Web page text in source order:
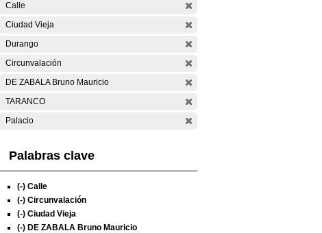
Calle
Ciudad Vieja
Durango
Circunvalación
DE ZABALA Bruno Mauricio
TARANCO
Palacio
Palabras clave
(-) Calle
(-) Circunvalación
(-) Ciudad Vieja
(-) DE ZABALA Bruno Mauricio